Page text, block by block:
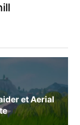
et Aerial